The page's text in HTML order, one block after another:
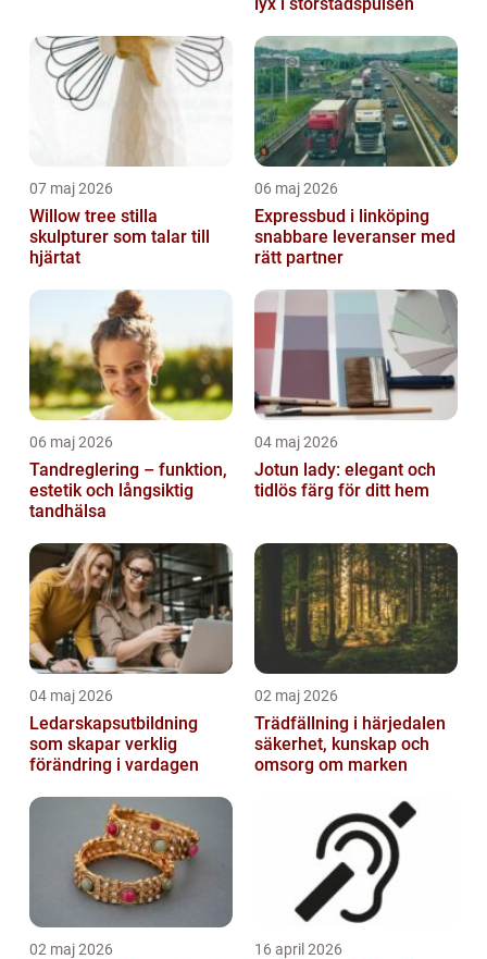
07 maj 2026
Willow tree stilla
skulpturer som talar till
hjärtat
06 maj 2026
Expressbud i linköping
snabbare leveranser med
rätt partner
06 maj 2026
Tandreglering – funktion,
estetik och långsiktig
tandhälsa
04 maj 2026
Jotun lady: elegant och
tidlös färg för ditt hem
04 maj 2026
Ledarskapsutbildning
som skapar verklig
förändring i vardagen
02 maj 2026
Trädfällning i härjedalen
säkerhet, kunskap och
omsorg om marken
02 maj 2026 16 april 2026